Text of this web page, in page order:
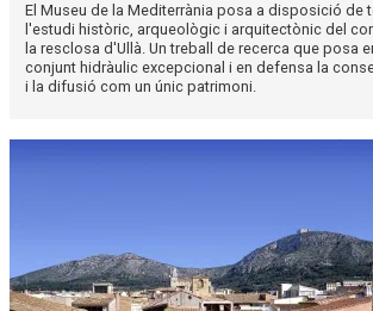
El Museu de la Mediterrània posa a disposició de
l'estudi històric, arqueològic i arquitectònic del
la resclosa d'Ullà. Un treball de recerca que posa
conjunt hidràulic excepcional i en defensa la
i la difusió com un únic patrimoni.